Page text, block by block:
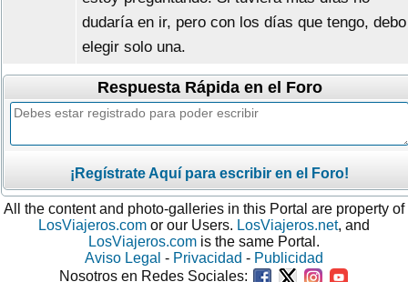
dudaría en ir, pero con los días que tengo, debo
elegir solo una.
Respuesta Rápida en el Foro
¡Regístrate Aquí para escribir en el Foro!
All the content and photo-galleries in this Portal are property of
LosViajeros.com or our Users. LosViajeros.net, and
LosViajeros.com is the same Portal.
Aviso Legal - Privacidad - Publicidad
Nosotros en Redes Sociales: